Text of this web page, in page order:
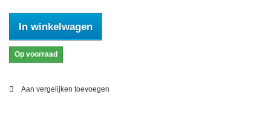
In winkelwagen
Op voorraad
Aan vergelijken toevoegen